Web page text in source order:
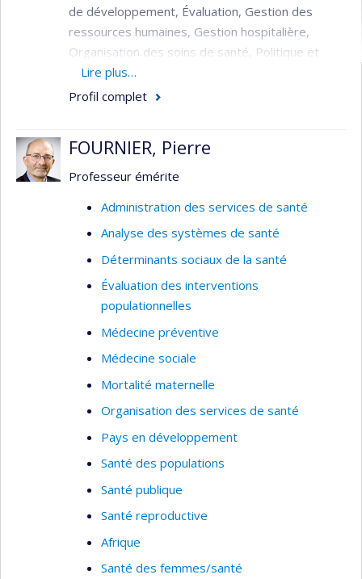
de développement, Évaluation, Gestion des
ressources humaines, Gestion hospitalière,
Organisation des soins de santé, Politique et
planification de la santé, Réhabilitation du
système de santé (post crise), Soins de santé
Lire plus…
Profil complet
FOURNIER, Pierre
Professeur émérite
Administration des services de santé
Analyse des systèmes de santé
Déterminants sociaux de la santé
Évaluation des interventions
populationnelles
Médecine préventive
Médecine sociale
Mortalité maternelle
Organisation des services de santé
Pays en développement
Santé des populations
Santé publique
Santé reproductive
Afrique
Santé des femmes/santé